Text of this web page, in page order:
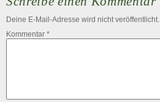
Deine E-Mail-Adresse wird nicht veröffentlicht.
Kommentar*